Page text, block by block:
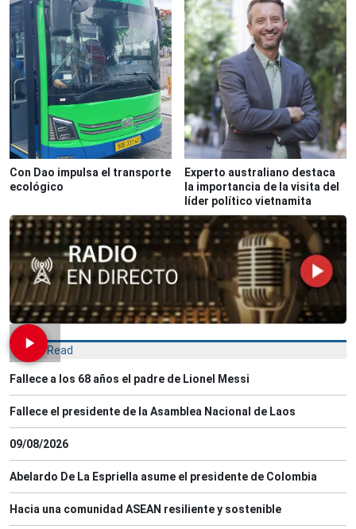
Con Dao impulsa el transporte
ecológico
Experto australiano destaca
la importancia de la visita del
líder político vietnamita
Most Read
Fallece a los 68 años el padre de Lionel Messi
Fallece el presidente de la Asamblea Nacional de Laos
09/08/2026
Abelardo De La Espriella asume el presidente de Colombia
Hacia una comunidad ASEAN resiliente y sostenible